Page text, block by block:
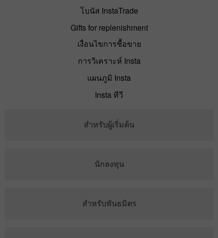
โบนัส InstaTrade
Gifts for replenishment
เงื่อนไขการซื้อขาย
การวิเคราะห์ Insta
แผนภูมิ Insta
Insta ทีวี
สำหรับผู้เริ่มต้น
นักลงทุน
สำหรับพันธมิตร